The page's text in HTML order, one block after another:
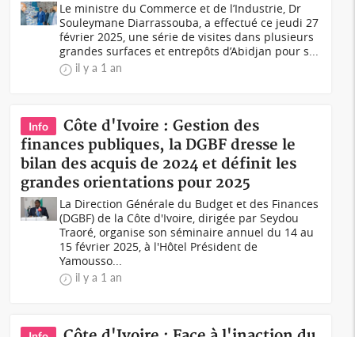
Le ministre du Commerce et de l’Industrie, Dr
Souleymane Diarrassouba, a effectué ce jeudi 27
février 2025, une série de visites dans plusieurs
grandes surfaces et entrepôts d’Abidjan pour s...
il y a 1 an
Info
Côte d'Ivoire : Gestion des
finances publiques, la DGBF dresse le
bilan des acquis de 2024 et définit les
grandes orientations pour 2025
La Direction Générale du Budget et des Finances
(DGBF) de la Côte d'Ivoire, dirigée par Seydou
Traoré, organise son séminaire annuel du 14 au
15 février 2025, à l'Hôtel Président de
Yamousso...
il y a 1 an